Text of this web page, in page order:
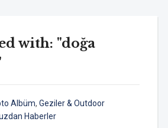
with: "doğa
Albüm, Geziler & Outdoor
Haberler